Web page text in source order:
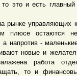
это и есть главный
управляющих
плюсе остаются
- маленькие
новые и
работа
то и